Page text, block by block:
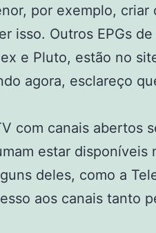
por exemplo, criar
isso. Outros EPGs de
e Pluto, estão no
agora, esclareço
com canais abertos
estar disponíveis
deles, como a
aos canais tanto